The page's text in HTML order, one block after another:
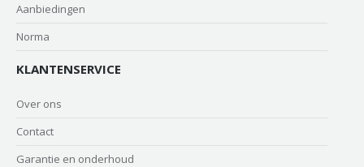
Aanbiedingen
Norma
KLANTENSERVICE
Over ons
Contact
Garantie en onderhoud